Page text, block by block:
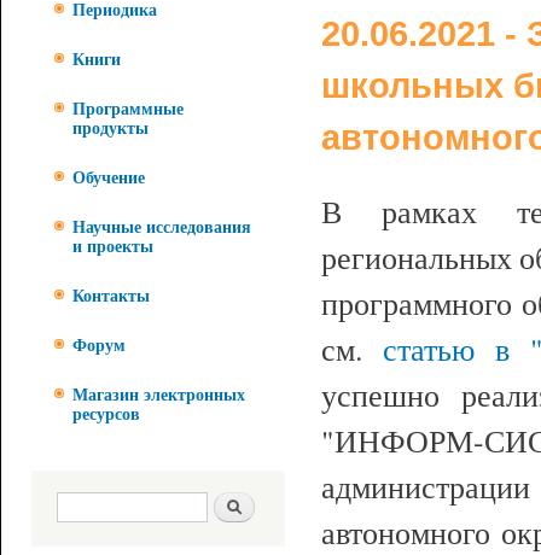
Периодика
Книги
Программные
продукты
Обучение
Научные исследования
и проекты
Контакты
Форум
Магазин электронных
ресурсов
Форма поиска Поиск
20.06.2021 -
школьных
В рамках
региональных
программного
см. статью в
успешно
"ИНФОРМ-
автономного